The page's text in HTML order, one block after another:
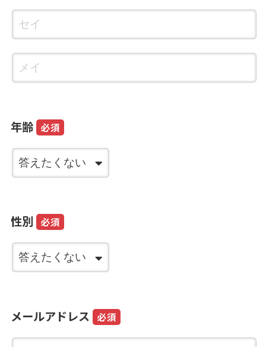
年齢 必須
性別 必須
メールアドレス 必須